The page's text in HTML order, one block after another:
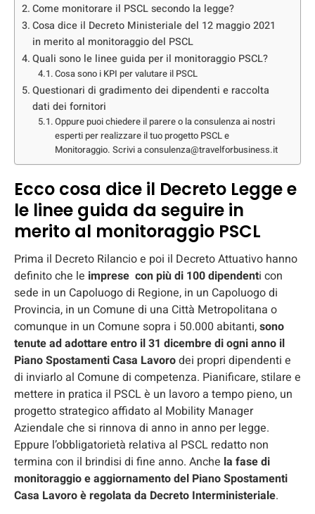
Come monitorare il PSCL secondo la legge?
Cosa dice il Decreto Ministeriale del 12 maggio 2021
in merito al monitoraggio del PSCL
Quali sono le linee guida per il monitoraggio PSCL?
Cosa sono i KPI per valutare il PSCL
Questionari di gradimento dei dipendenti e raccolta
dati dei fornitori
Oppure puoi chiedere il parere o la consulenza ai nostri
esperti per realizzare il tuo progetto PSCL e
Monitoraggio. Scrivi a consulenza@travelforbusiness.it
Ecco cosa dice il Decreto Legge e
le linee guida da seguire in
merito al monitoraggio PSCL
Prima il Decreto Rilancio e poi il Decreto Attuativo hanno
definito che le imprese con più di 100 dipendenti con
sede in un Capoluogo di Regione, in un Capoluogo di
Provincia, in un Comune di una Città Metropolitana o
comunque in un Comune sopra i 50.000 abitanti,sono
tenute ad adottare entro il 31 dicembre di ogni anno il
Piano Spostamenti Casa Lavorodei propri dipendenti e
di inviarlo al Comune di competenza. Pianificare, stilare e
mettere in pratica il PSCL è un lavoro a tempo pieno, un
progetto strategico affidato al Mobility Manager
Aziendale che si rinnova di anno in anno per legge.
Eppure l’obbligatorietà relativa al PSCL redatto non
termina con il brindisi di fine anno. Anche la fase di
monitoraggio e aggiornamento del Piano Spostamenti
Casa Lavoro è regolata da Decreto Interministeriale.